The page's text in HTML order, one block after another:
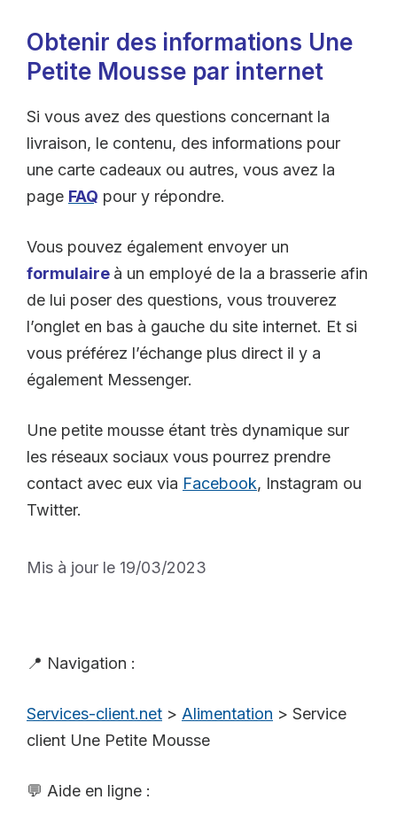
Obtenir des informations Une
Petite Mousse par internet
Si vous avez des questions concernant la
livraison, le contenu, des informations pour
une carte cadeaux ou autres, vous avez la
page FAQ pour y répondre.
Vous pouvez également envoyer un
formulaire à un employé de la a brasserie afin
de lui poser des questions, vous trouverez
l’onglet en bas à gauche du site internet. Et si
vous préférez l’échange plus direct il y a
également Messenger.
Une petite mousse étant très dynamique sur
les réseaux sociaux vous pourrez prendre
contact avec eux via Facebook, Instagram ou
Twitter.
Mis à jour le 19/03/2023
📍 Navigation :
Services-client.net > Alimentation > Service
client Une Petite Mousse
💬 Aide en ligne :